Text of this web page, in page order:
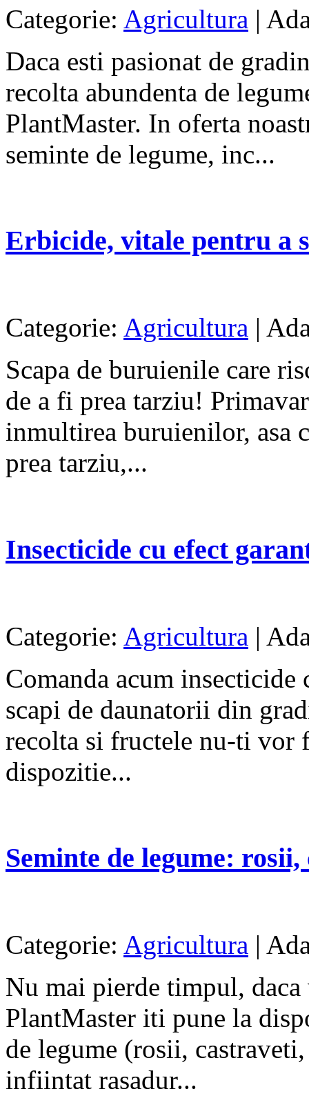
Categorie: Agricultura |
Daca esti pasionat de
recolta abundenta de
PlantMaster. In oferta
seminte de legume, inc...
Erbicide, vitale pentru a
Categorie: Agricultura |
Scapa de buruienile care
de a fi prea tarziu!
inmultirea buruienilor, asa
prea tarziu,...
Insecticide cu efect
Categorie: Agricultura |
Comanda acum insecticide
scapi de daunatorii din
recolta si fructele nu-ti vor
dispozitie...
Seminte de legume:
Categorie: Agricultura |
Nu mai pierde timpul, daca
PlantMaster iti pune la
de legume (rosii,
infiintat rasadur...